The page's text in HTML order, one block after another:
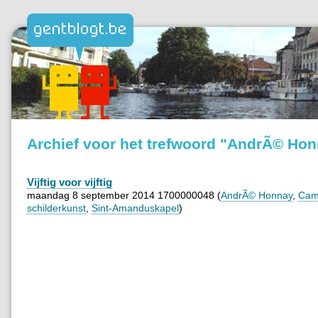
Archief voor het trefwoord "AndrÃ©
Vijftig voor vijftig
maandag 8 september 2014 1700000048 (AndrÃ© Honnay,
schilderkunst Sint-Amanduskapel)